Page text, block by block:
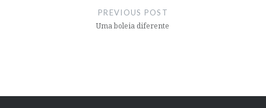
PREVIOUS POST
Uma boleia diferente